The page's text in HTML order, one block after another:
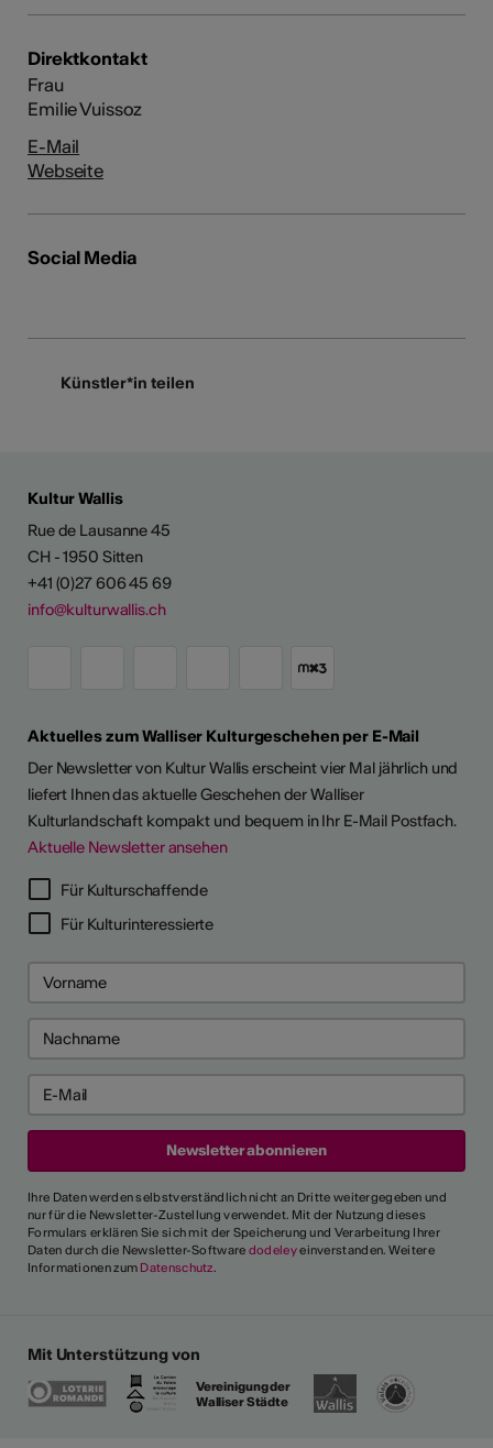
Direktkontakt
Frau
Emilie Vuissoz
E-Mail
Webseite
Social Media
Künstler*in teilen
Kultur Wallis
Rue de Lausanne 45
CH - 1950 Sitten
+41 (0)27 606 45 69
info@kulturwallis.ch
Aktuelles zum Walliser Kulturgeschehen per E-Mail
Der Newsletter von Kultur Wallis erscheint vier Mal jährlich und
liefert Ihnen das aktuelle Geschehen der Walliser
Kulturlandschaft kompakt und bequem in Ihr E-Mail Postfach.
Aktuelle Newsletter ansehen
Für Kulturschaffende
Für Kulturinteressierte
Ihre Daten werden selbstverständlich nicht an Dritte weitergegeben und
nur für die Newsletter-Zustellung verwendet. Mit der Nutzung dieses
Formulars erklären Sie sich mit der Speicherung und Verarbeitung Ihrer
Daten durch die Newsletter-Software dodeleyeinverstanden. Weitere
Informationen zum Datenschutz.
Mit Unterstützung von
Vereinigung der
Walliser Städte